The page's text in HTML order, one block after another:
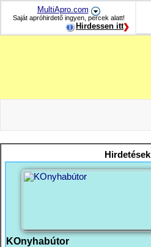
MultiApro.com
Saját apróhirdető ingyen, percek alatt!
Hirdessen itt
Hirdetések
KOnyhabútor